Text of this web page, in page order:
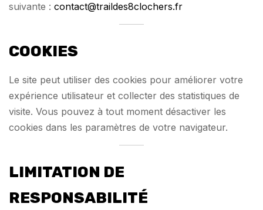
suivante : contact@traildes8clochers.fr
COOKIES
Le site peut utiliser des cookies pour améliorer votre
expérience utilisateur et collecter des statistiques de
visite. Vous pouvez à tout moment désactiver les
cookies dans les paramètres de votre navigateur.
LIMITATION DE
RESPONSABILITÉ